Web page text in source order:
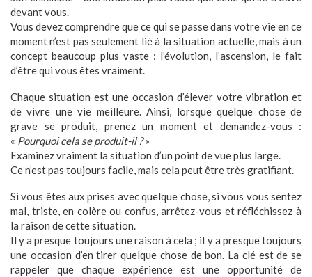
devant vous.
Vous devez comprendre que ce qui se passe dans votre vie en ce
moment n’est pas seulement lié à la situation actuelle, mais à un
concept beaucoup plus vaste : l’évolution, l’ascension, le fait
d’être qui vous êtes vraiment.
Chaque situation est une occasion d’élever votre vibration et
de vivre une vie meilleure. Ainsi, lorsque quelque chose de
grave se produit, prenez un moment et demandez-vous :
« Pourquoi cela se produit-il ?»
Examinez vraiment la situation d’un point de vue plus large.
Ce n’est pas toujours facile, mais cela peut être très gratifiant.
Si vous êtes aux prises avec quelque chose, si vous vous sentez
mal, triste, en colère ou confus, arrêtez-vous et réfléchissez à
la raison de cette situation.
Il y a presque toujours une raison à cela ; il y a presque toujours
une occasion d’en tirer quelque chose de bon. La clé est de se
rappeler que chaque expérience est une opportunité de